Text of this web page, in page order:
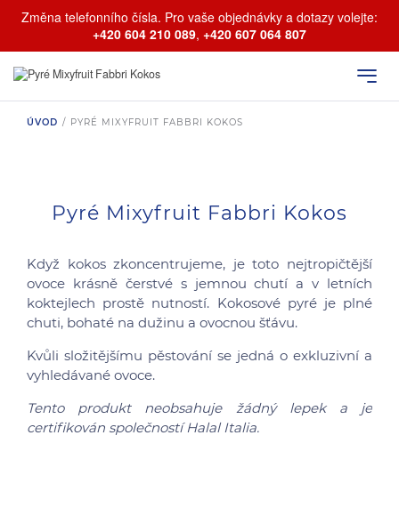
Změna telefonního čísla. Pro vaše objednávky a dotazy volejte:
+420 604 210 089, +420 607 064 807
ÚVOD / PYRÉ MIXYFRUIT FABBRI KOKOS
Pyré Mixyfruit Fabbri Kokos
Když kokos zkoncentrujeme, je toto nejtropičtější
ovoce krásně čerstvé s jemnou chutí a v letních
koktejlech prostě nutností. Kokosové pyré je plné
chuti, bohaté na dužinu a ovocnou šťávu.
Kvůli složitějšímu pěstování se jedná o exkluzivní a
vyhledávané ovoce.
Tento produkt neobsahuje žádný lepek a je
certifikován společností Halal Italia.